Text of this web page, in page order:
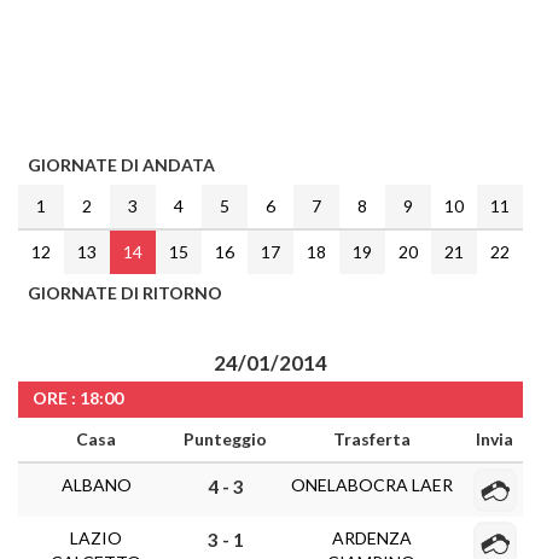
GIORNATE DI ANDATA
1
2 3 4 5 6 7 8 9 10 11
12 13 14 15 16 17 18 19 20 21
22
GIORNATE DI RITORNO
24/01/2014
ORE : 18:00
Casa
Punteggio Trasferta Invia
ALBANO 4 - 3 ONELABOCRA LAER
LAZIO
3 - 1
ARDENZA